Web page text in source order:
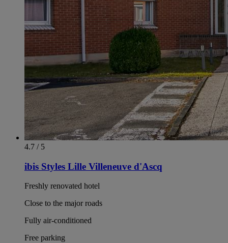
4.7 / 5
ibis Styles Lille Villeneuve d'Ascq
Freshly renovated hotel
Close to the major roads
Fully air-conditioned
Free parking